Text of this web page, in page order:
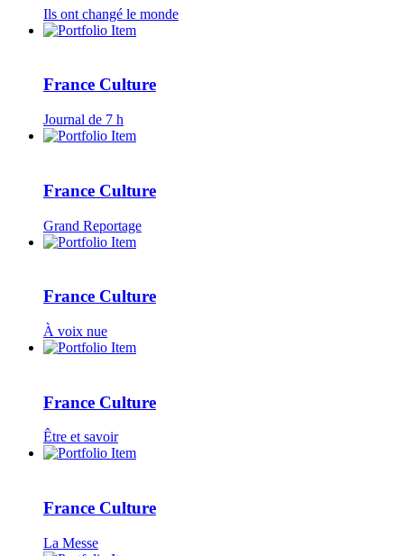
Ils ont changé le monde
France Culture
Journal de 7 h
France Culture
Grand Reportage
France Culture
À voix nue
France Culture
Être et savoir
France Culture
La Messe